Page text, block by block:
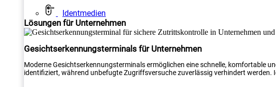
Identmedien
Lösungen für Unternehmen
Gesichtserkennungsterminals für Unternehmen
Moderne Gesichtserkennungsterminals ermöglichen eine schnelle, komfortable
identifiziert, während unbefugte Zugriffsversuche zuverlässig verhindert